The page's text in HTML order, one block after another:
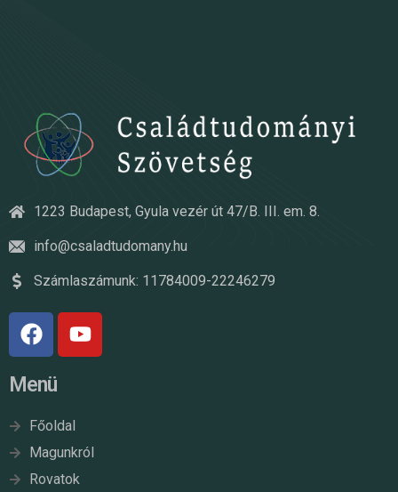
1223 Budapest, Gyula vezér út 47/B. III. em. 8.
info@csaladtudomany.hu
Számlaszámunk: 11784009-22246279
Menü
Főoldal
Magunkról
Rovatok